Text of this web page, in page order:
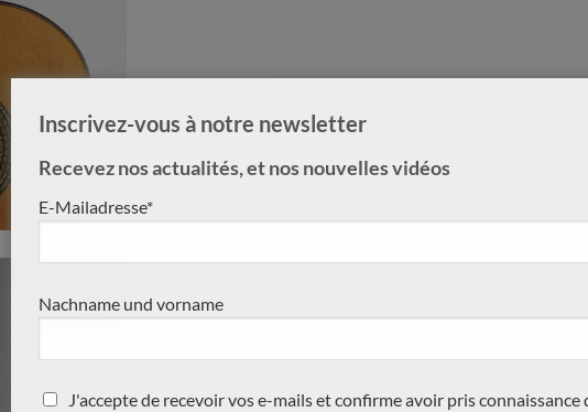
Inscrivez-vous à notre newsletter
Recevez nos actualités, et nos nouvelles vidéos
E-Mailadresse*
Nachname und vorname
J'accepte de recevoir vos e-mails et confirme avoir pris connaissance